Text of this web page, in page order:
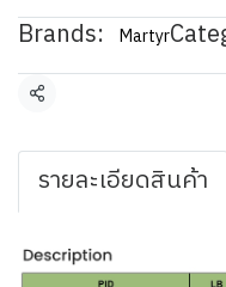
Brands:
Martyr
Share
รายละเอียดสินค้า